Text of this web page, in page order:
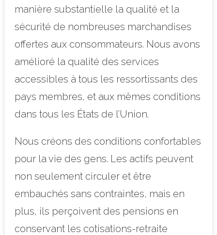
manière substantielle la qualité et la
sécurité de nombreuses marchandises
offertes aux consommateurs. Nous avons
amélioré la qualité des services
accessibles à tous les ressortissants des
pays membres, et aux mêmes conditions
dans tous les États de l’Union.
Nous créons des conditions confortables
pour la vie des gens. Les actifs peuvent
non seulement circuler et être
embauchés sans contraintes, mais en
plus, ils perçoivent des pensions en
conservant les cotisations-retraite